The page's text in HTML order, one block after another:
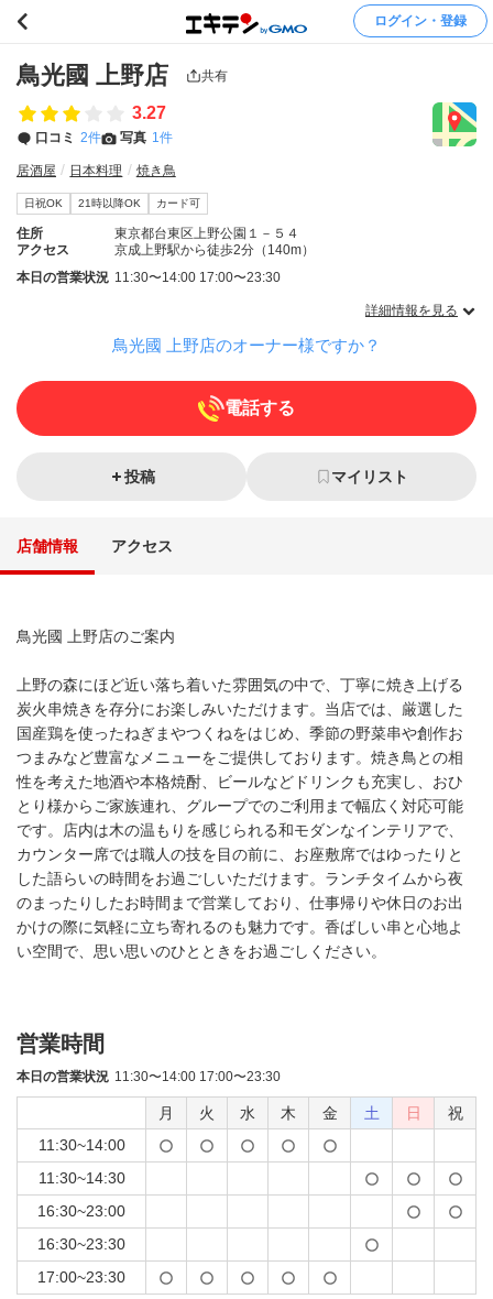
ログイン・登録
鳥光國 上野店 共有
3.27
口コミ 2件 写真 1件
居酒屋 日本料理 焼き鳥
日祝OK 21時以降OK カード可
住所
東京都台東区上野公園１－５４
アクセス
京成上野駅から徒歩2分（140m）
本日の営業状況 11:30〜14:00 17:00〜23:30
詳細情報を見る
鳥光國 上野店のオーナー様ですか？
電話する
投稿 マイリスト
店舗情報 アクセス
鳥光國 上野店のご案内
上野の森にほど近い落ち着いた雰囲気の中で、丁寧に焼き上げる
炭火串焼きを存分にお楽しみいただけます。当店では、厳選した
国産鶏を使ったねぎまやつくねをはじめ、季節の野菜串や創作お
つまみなど豊富なメニューをご提供しております。焼き鳥との相
性を考えた地酒や本格焼酎、ビールなどドリンクも充実し、おひ
とり様からご家族連れ、グループでのご利用まで幅広く対応可能
です。店内は木の温もりを感じられる和モダンなインテリアで、
カウンター席では職人の技を目の前に、お座敷席ではゆったりと
した語らいの時間をお過ごしいただけます。ランチタイムから夜
のまったりしたお時間まで営業しており、仕事帰りや休日のお出
かけの際に気軽に立ち寄れるのも魅力です。香ばしい串と心地よ
い空間で、思い思いのひとときをお過ごしください。
営業時間
本日の営業状況 11:30〜14:00 17:00〜23:30
月 火 水 木 金 土 日
祝
11:30~14:00
11:30~14:30
16:30~23:00
16:30~23:30
17:00~23:30